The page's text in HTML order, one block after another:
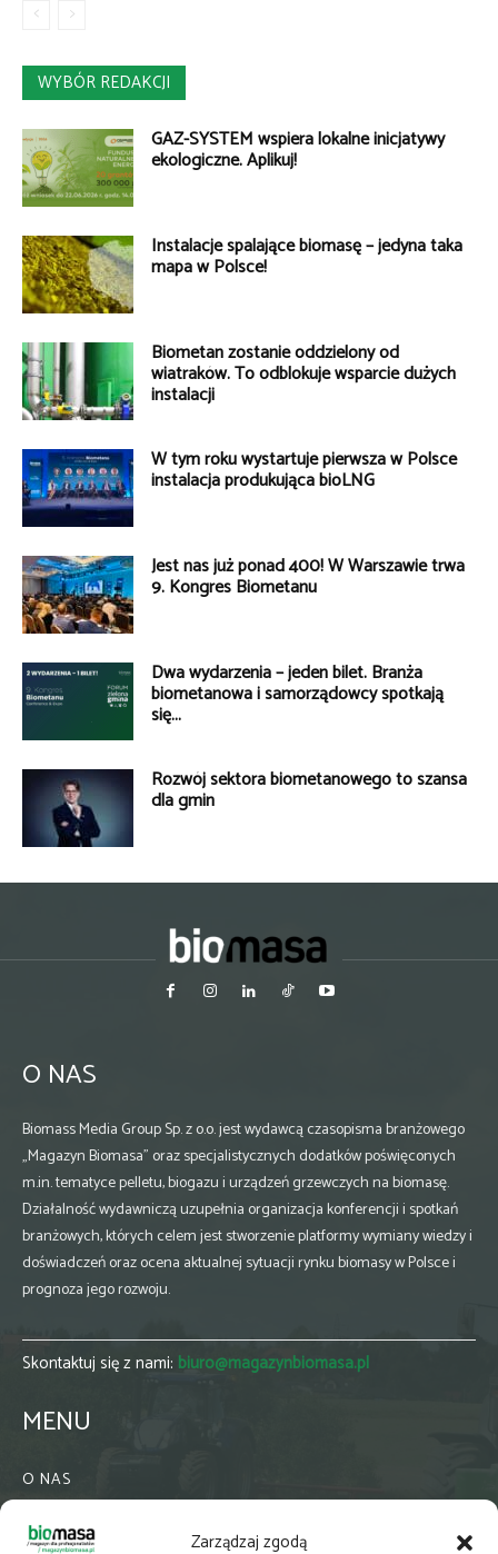
Zarządzaj zgodą
WYBÓR REDAKCJI
GAZ-SYSTEM wspiera lokalne inicjatywy
ekologiczne. Aplikuj!
Instalacje spalające biomasę – jedyna taka
mapa w Polsce!
Biometan zostanie oddzielony od
wiatraków. To odblokuje wsparcie dużych
instalacji
W tym roku wystartuje pierwsza w Polsce
instalacja produkująca bioLNG
Jest nas już ponad 400! W Warszawie trwa
9. Kongres Biometanu
Dwa wydarzenia – jeden bilet. Branża
biometanowa i samorządowcy spotkają
się...
Rozwój sektora biometanowego to szansa
dla gmin
O NAS
Biomass Media Group Sp. z o.o. jest wydawcą czasopisma branżowego
„Magazyn Biomasa” oraz specjalistycznych dodatków poświęconych
m.in. tematyce pelletu, biogazu i urządzeń grzewczych na biomasę.
Działalność wydawniczą uzupełnia organizacja konferencji i spotkań
branżowych, których celem jest stworzenie platformy wymiany wiedzy i
doświadczeń oraz ocena aktualnej sytuacji rynku biomasy w Polsce i
prognoza jego rozwoju.
Skontaktuj się z nami: biuro@magazynbiomasa.pl
MENU
O NAS
WSPÓŁPRACA